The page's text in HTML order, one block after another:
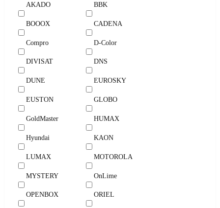
AKADO BBK
BOOOX CADENA
Compro D-Color
DIVISAT DNS
DUNE EUROSKY
EUSTON GLOBO
GoldMaster HUMAX
Hyundai KAON
LUMAX MOTOROLA
MYSTERY OnLime
OPENBOX ORIEL